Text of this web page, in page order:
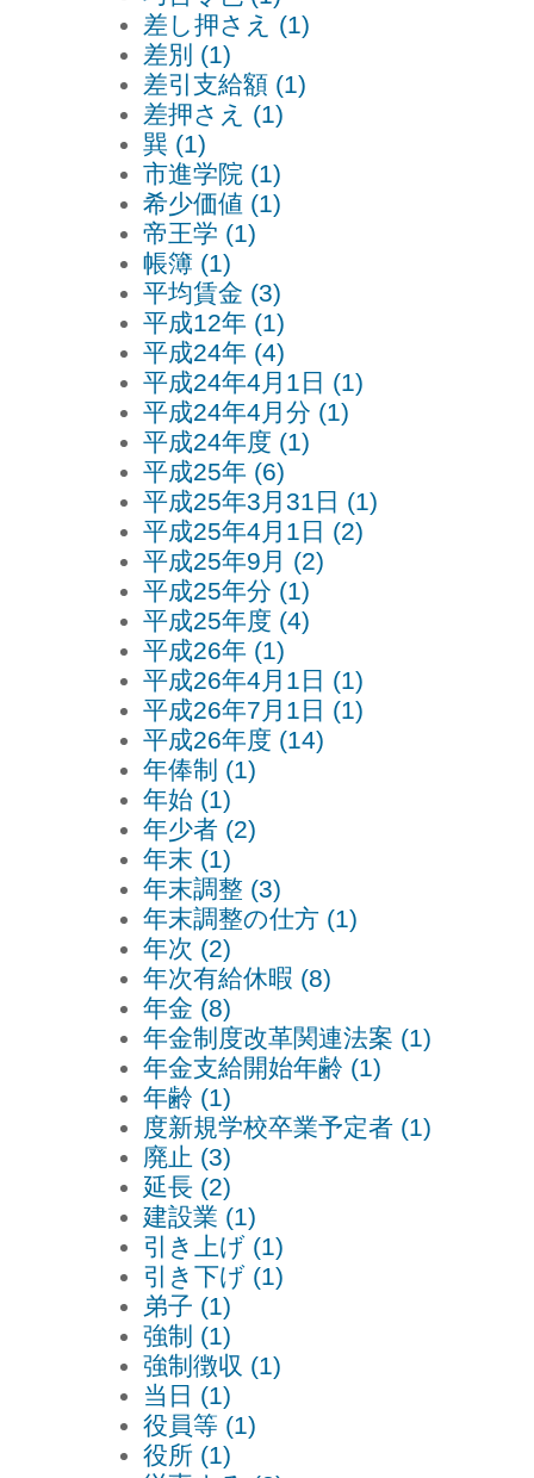
差し押さえ (1)
差別 (1)
差引支給額 (1)
差押さえ (1)
巽 (1)
市進学院 (1)
希少価値 (1)
帝王学 (1)
帳簿 (1)
平均賃金 (3)
平成12年 (1)
平成24年 (4)
平成24年4月1日 (1)
平成24年4月分 (1)
平成24年度 (1)
平成25年 (6)
平成25年3月31日 (1)
平成25年4月1日 (2)
平成25年9月 (2)
平成25年分 (1)
平成25年度 (4)
平成26年 (1)
平成26年4月1日 (1)
平成26年7月1日 (1)
平成26年度 (14)
年俸制 (1)
年始 (1)
年少者 (2)
年末 (1)
年末調整 (3)
年末調整の仕方 (1)
年次 (2)
年次有給休暇 (8)
年金 (8)
年金制度改革関連法案 (1)
年金支給開始年齢 (1)
年齢 (1)
度新規学校卒業予定者 (1)
廃止 (3)
延長 (2)
建設業 (1)
引き上げ (1)
引き下げ (1)
弟子 (1)
強制 (1)
強制徴収 (1)
当日 (1)
役員等 (1)
役所 (1)